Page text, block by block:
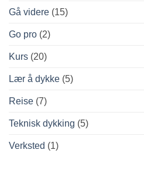
Gå videre (15)
Go pro (2)
Kurs (20)
Lær å dykke (5)
Reise (7)
Teknisk dykking (5)
Verksted (1)